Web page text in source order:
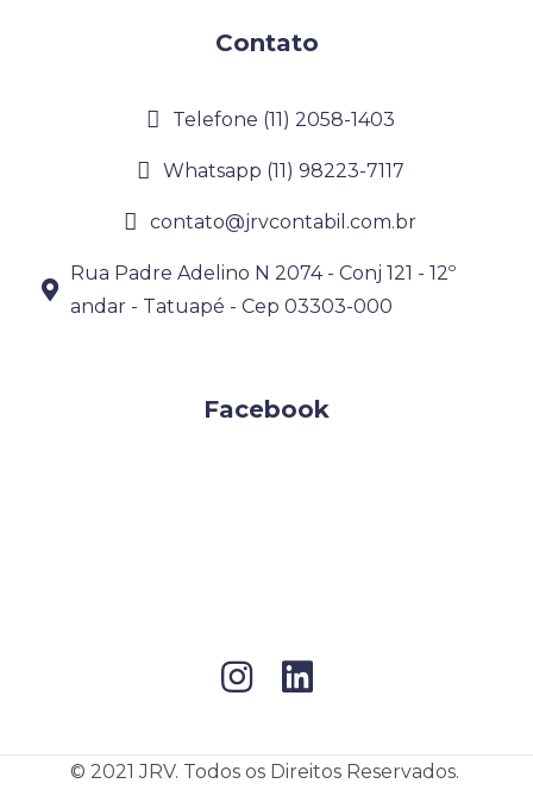
Contato
Telefone (11) 2058-1403
Whatsapp (11) 98223-7117
contato@jrvcontabil.com.br
Rua Padre Adelino N 2074 - Conj 121 - 12º
andar - Tatuapé - Cep 03303-000
Facebook
© 2021 JRV. Todos os Direitos Reservados.